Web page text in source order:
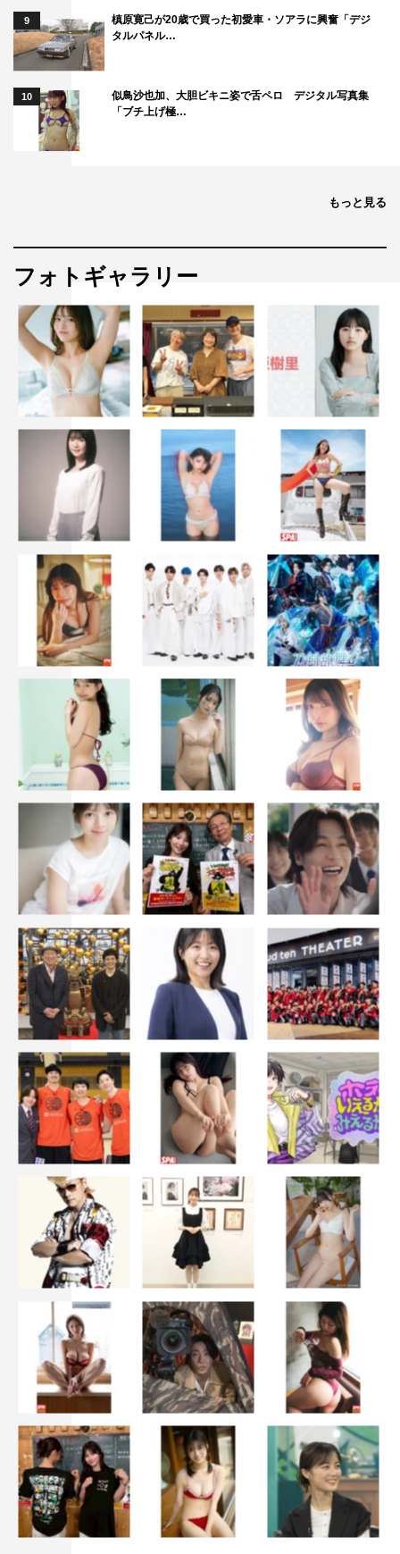
■横山剣
皆さんいい感じでグッときました！恋愛は行動に移すこと
はあっても話をすることないので困りました。
『密会レストラン』
NHK総合
9月23日（月・祝）後10・50～11・30
King & Prince KinKi Kids
堂本光一 岸優太
9
槙原寛己が20歳で買った初愛車・ソアラに興奮「デジ
タルパネル…
10
似鳥沙也加、大胆ビキニ姿で舌ペロ デジタル写真集
「ブチ上げ極…
もっと見る
フォトギャラリー